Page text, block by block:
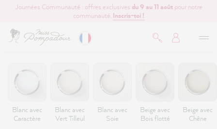
principal
Journées Communauté : offres exclusives du 9 au 11 aoûtpour notre
communauté. Inscris-toi !
Blanc avec
Caractère
Blanc avec
Vert Tilleul
Blanc avec
Soie
Beige avec
Bois flotté
Beige avec
Chêne